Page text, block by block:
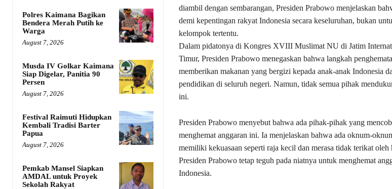
Polres Kaimana Bagikan
Bendera Merah Putih ke
Warga
August 7, 2026
Musda IV Golkar Kaimana
Siap Digelar, Panitia 90
Persen
August 7, 2026
Festival Raimuti Hidupkan
Kembali Tradisi Barter
Papua
August 7, 2026
Pemkab Mansel Siapkan
AMDAL untuk Proyek
Sekolah Rakyat
diambil dengan sembarangan, Presiden Prabowo menjelaskan
demi kepentingan rakyat Indonesia secara keseluruhan, bukan
kelompok tertentu.
Dalam pidatonya di Kongres XVIII Muslimat NU di Jatim
Timur, Presiden Prabowo menegaskan bahwa langkah
memberikan makanan yang bergizi kepada anak-anak Indonesia
pendidikan di seluruh negeri. Namun, tidak semua pihak
ini.
Presiden Prabowo menyebut bahwa ada pihak-pihak yang
menghemat anggaran ini. Ia menjelaskan bahwa ada oknum-
memiliki kekuasaan seperti raja kecil dan merasa tidak terikat
Presiden Prabowo tetap teguh pada niatnya untuk menghemat
Indonesia.